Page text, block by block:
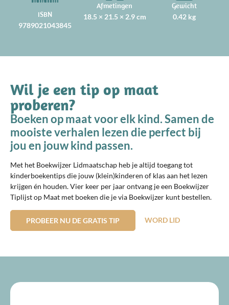
ISBN
9789021043845
Afmetingen
18.5 × 21.5 × 2.9 cm
Gewicht
0.42 kg
Wil je een tip op maat
proberen?
Boeken op maat voor elk kind. Samen de
mooiste verhalen lezen die perfect bij
jou en jouw kind passen.
Met het Boekwijzer Lidmaatschap heb je altijd toegang tot
kinderboekentips die jouw (klein)kinderen of klas aan het lezen
krijgen én houden. Vier keer per jaar ontvang je een Boekwijzer
Tiplijst op Maat met boeken die je via Boekwijzer kunt bestellen.
PROBEER NU DE GRATIS TIP WORD LID